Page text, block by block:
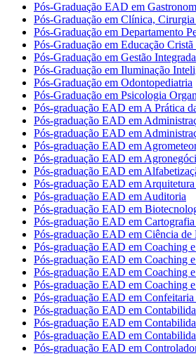
Pós-Graduação EAD em
Pós-Graduação em Clínica,
Pós-Graduação em Departamento
Pós-Graduação em Educação Cristã
Pós-Graduação em Gestão
Pós-Graduação em Iluminação
Pós-Graduação em Odontopediatria
Pós-Graduação em Psicologia
Pós-graduação EAD em A Prática
Pós-graduação EAD em
Pós-graduação EAD em
Pós-graduação EAD em
Pós-graduação EAD em
Pós-graduação EAD em
Pós-graduação EAD em
Pós-graduação EAD em Auditoria
Pós-graduação EAD em
Pós-graduação EAD em
Pós-graduação EAD em Ciência
Pós-graduação EAD em Coaching
Pós-graduação EAD em Coaching
Pós-graduação EAD em Coaching
Pós-graduação EAD em Coaching
Pós-graduação EAD em
Pós-graduação EAD em
Pós-graduação EAD em
Pós-graduação EAD em
Pós-graduação EAD em